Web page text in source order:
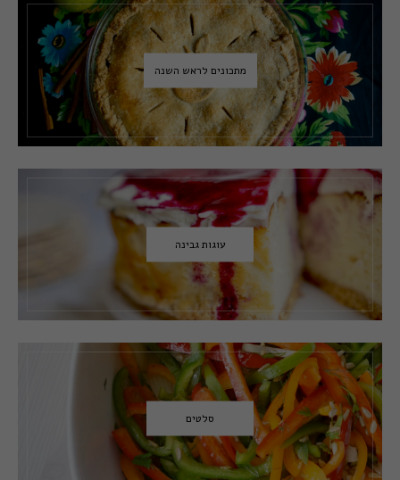
מתכונים לראש השנה
עוגות גבינה
סלטים